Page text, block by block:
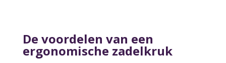
De voordelen van een
ergonomische zadelkruk